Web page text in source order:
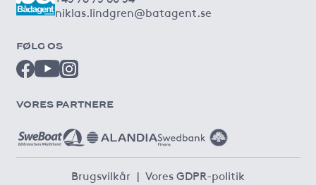
niklas.lindgren@batagent.se
FØLG OS
VORES PARTNERE
Brugsvilkår | Vores GDPR-politik